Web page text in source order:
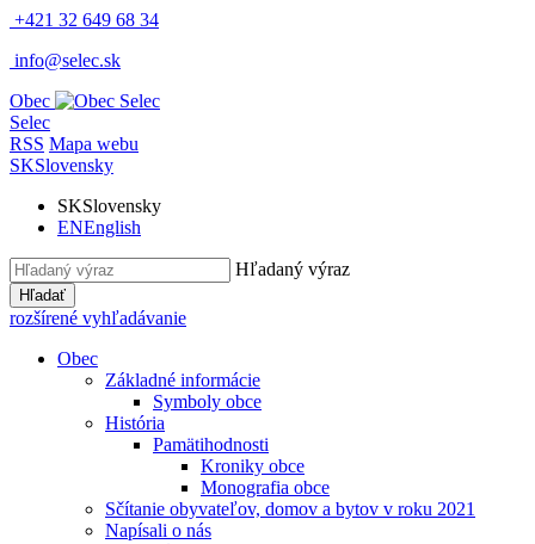
+421 32 649 68 34
info@selec.sk
Obec
Selec
RSS Mapa webu
SKSlovensky
SKSlovensky
ENEnglish
Hľadaný výraz
Hľadať
rozšírené vyhľadávanie
Obec
Základné informácie
Symboly obce
História
Pamätihodnosti
Kroniky obce
Monografia obce
Sčítanie obyvateľov, domov a bytov v roku 2021
Napísali o nás